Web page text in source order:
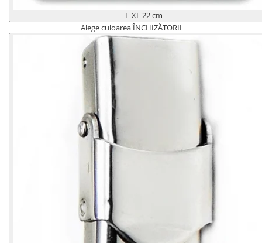
L-XL 22 cm
Alege culoarea ÎNCHIZĂTORII